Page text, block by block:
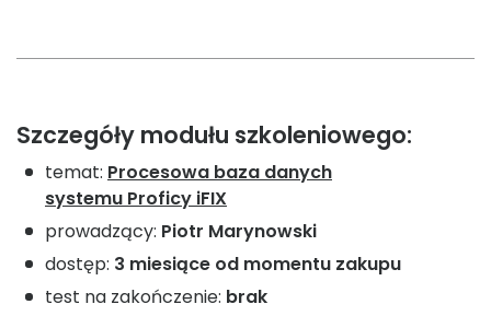
Szczegóły modułu szkoleniowego:
temat: Procesowa baza danych
systemu Proficy iFIX
prowadzący: Piotr Marynowski
dostęp: 3 miesiące od momentu zakupu
test na zakończenie: brak